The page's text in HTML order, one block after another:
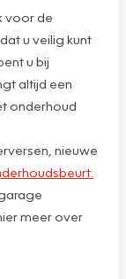
voor de
u veilig kunt
u bij
altijd een
onderhoud
nieuwe
meer over